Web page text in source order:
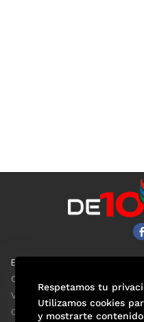
EL UNIVERSAL
Clase
ViveUSA
Confabulario
Respetamos tu
Utilizamos cookies
y mostrarte